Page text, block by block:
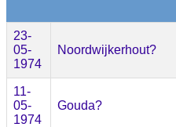
23-
05-
1974
Noordwijkerhout?
11-
05-
1974
Gouda?